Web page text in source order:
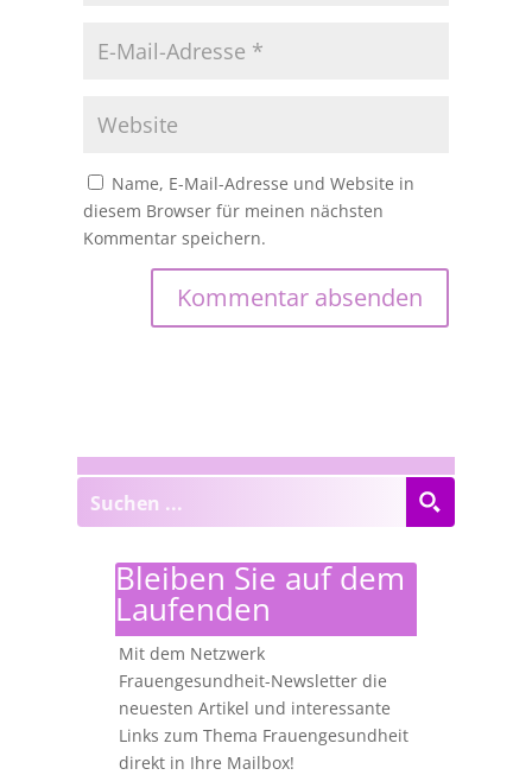
Name, E-Mail-Adresse und Website in
diesem Browser für meinen nächsten
Kommentar speichern.
Bleiben Sie auf dem
Laufenden
Mit dem Netzwerk
Frauengesundheit-Newsletter die
neuesten Artikel und interessante
Links zum Thema Frauengesundheit
direkt in Ihre Mailbox!